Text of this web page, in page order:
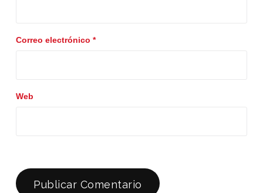
Correo electrónico *
Web